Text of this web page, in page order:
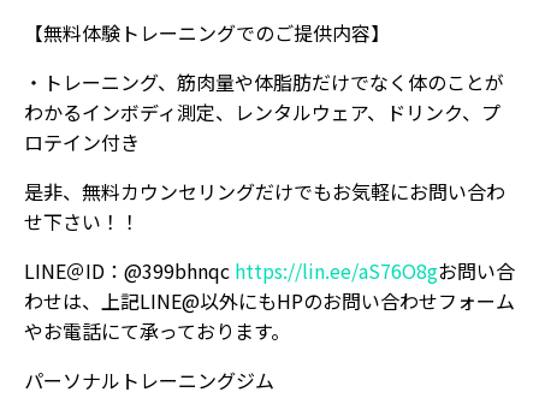
【無料体験トレーニングでのご提供内容】
・トレーニング、筋肉量や体脂肪だけでなく体のことが
わかるインボディ測定、レンタルウェア、ドリンク、プ
ロテイン付き
是非、無料カウンセリングだけでもお気軽にお問い合わ
せ下さい！！
LINE＠ID：@399bhnqc https://lin.ee/aS76O8gお問い合
わせは、上記LINE@以外にもHPのお問い合わせフォーム
やお電話にて承っております。
パーソナルトレーニングジム